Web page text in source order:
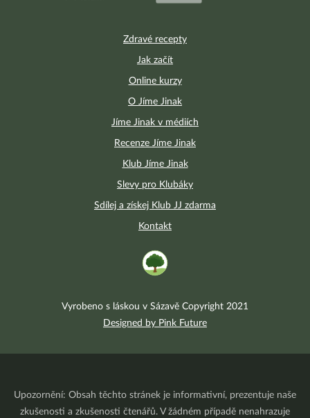
Zdravé recepty
Jak začít
Online kurzy
O Jíme Jinak
Jíme Jinak v médiích
Recenze Jíme Jinak
Klub Jíme Jinak
Slevy pro Klubáky
Sdílej a získej Klub JJ zdarma
Kontakt
Vyrobeno s láskou v Sázavě Copyright 2021
Designed by Pink Future
Upozornění: Obsah těchto stránek je informativní, prezentuje naše
zkušenosti a zkušenosti čtenářů. V žádném případě nenahrazuje